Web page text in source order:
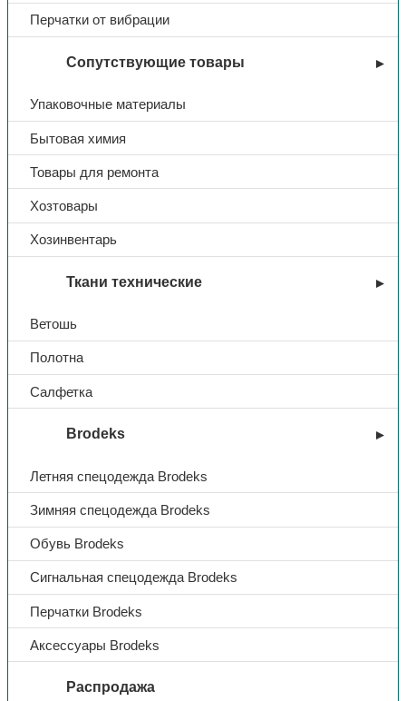
Перчатки от вибрации
Сопутствующие товары
Упаковочные материалы
Бытовая химия
Товары для ремонта
Хозтовары
Хозинвентарь
Ткани технические
Ветошь
Полотна
Салфетка
Brodeks
Летняя спецодежда Brodeks
Зимняя спецодежда Brodeks
Обувь Brodeks
Сигнальная спецодежда Brodeks
Перчатки Brodeks
Аксессуары Brodeks
Распродажа
Подносок
Термопласт
Материал подкладки
Крепление подошвы
Высота обуви
29
Цвет
Черный
Вид застежки
Пряжка
ТР ТС
019/2011
Тип Сапоги
Артикул
Название
Подносок
Подошва
Сезон Лето